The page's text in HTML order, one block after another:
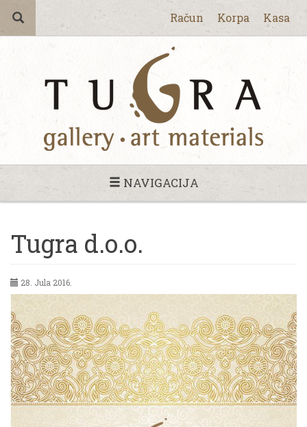
Račun Korpa Kasa
NAVIGACIJA
Tugra d.o.o.
28. Jula 2016.